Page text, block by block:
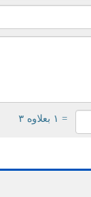
= ۱ بعلاوه ۳